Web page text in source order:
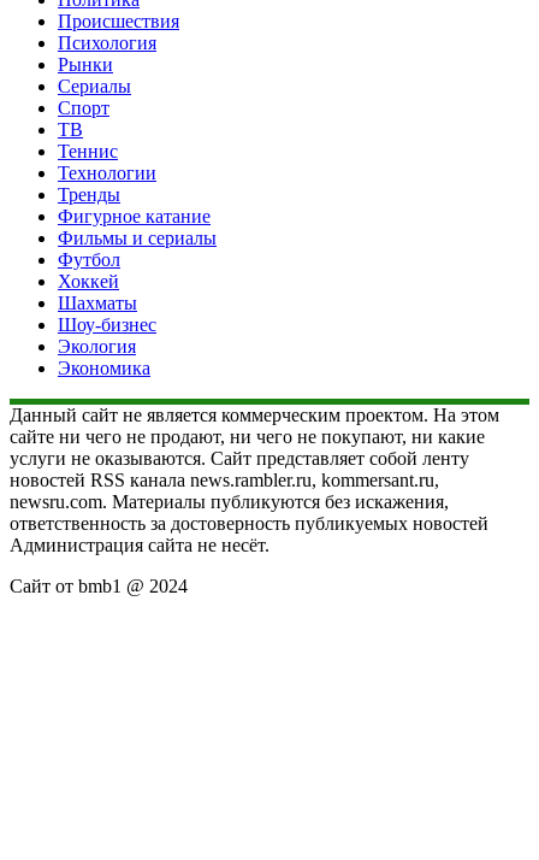
Происшествия
Психология
Рынки
Сериалы
Спорт
ТВ
Теннис
Технологии
Тренды
Фигурное катание
Фильмы и сериалы
Футбол
Хоккей
Шахматы
Шоу-бизнес
Экология
Экономика
Данный сайт не является коммерческим проектом. На этом
сайте ни чего не продают, ни чего не покупают, ни какие
услуги не оказываются. Сайт представляет собой ленту
новостей RSS канала news.rambler.ru, kommersant.ru,
newsru.com. Материалы публикуются без искажения,
ответственность за достоверность публикуемых новостей
Администрация сайта не несёт.
Сайт от bmb1 @ 2024